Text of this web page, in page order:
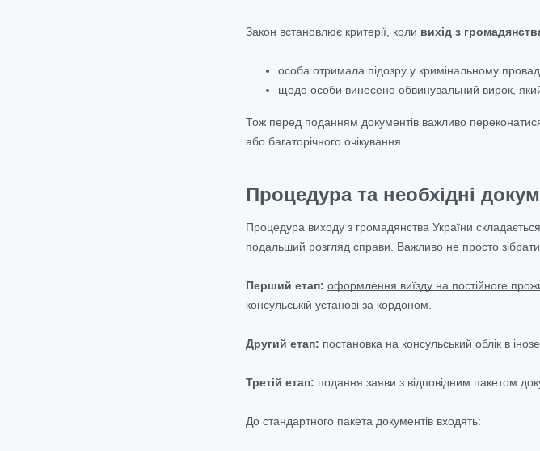
Закон встановлює критерії, коли вихід з
особа отримала підозру у кримінальному
щодо особи винесено обвинувальний вирок,
Тож перед поданням документів важливо
або багаторічного очікування.
Процедура та необхідні
Процедура виходу з громадянства України
подальший розгляд справи. Важливо не просто
Перший етап: оформлення виїзду на постійноге
консульській установі за кордоном.
Другий етап: постановка на консульський облік в
Третій етап: подання заяви з відповідним пакетом
До стандартного пакета документів входять: